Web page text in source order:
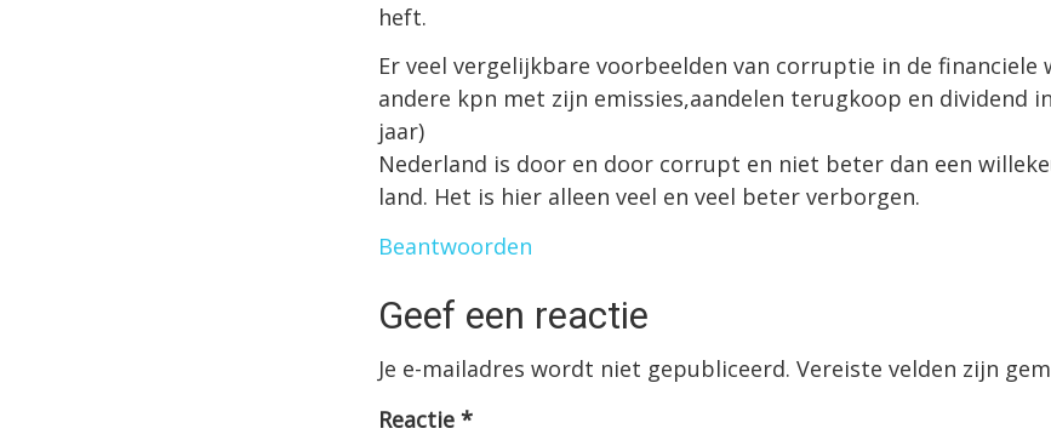
heft.
Er veel vergelijkbare voorbeelden van corruptie in de financiele
andere kpn met zijn emissies,aandelen terugkoop en dividend
jaar)
Nederland is door en door corrupt en niet beter dan een
land. Het is hier alleen veel en veel beter verborgen.
Beantwoorden
Geef een reactie
Je e-mailadres wordt niet gepubliceerd. Vereiste velden zijn
Reactie *